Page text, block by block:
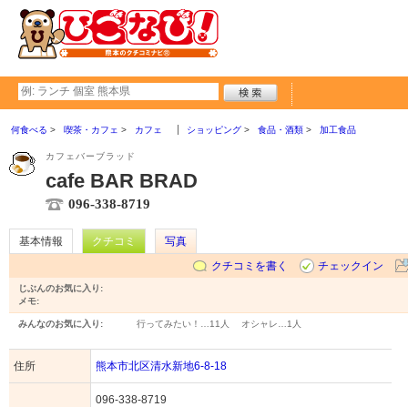
何食べる 喫茶・カフェ カフェ ショッピング 食品・酒類 加工食品
カフェバーブラッド
cafe BAR BRAD
096-338-8719
基本情報 クチコミ
写真
クチコミを書く
チェックイン
じぶんのお気に入り:
メモ:
みんなのお気に入り: 行ってみたい！… 11人 オシャレ… 1人
住所 熊本市北区清水新地6-8-18
096-338-8719